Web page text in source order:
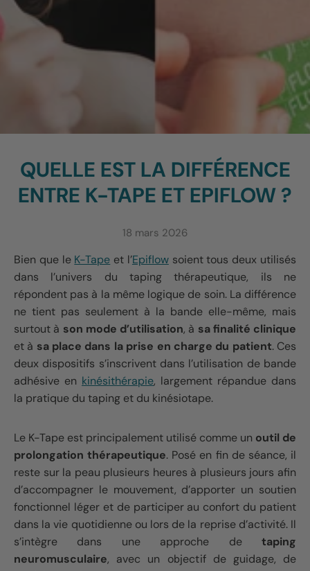
QUELLE EST LA DIFFÉRENCE
ENTRE K-TAPE ET EPIFLOW ?
18 mars 2026
Bien que le K-Tape et l’Epiflowsoient tous deux utilisés
dans l’univers du taping thérapeutique, ils ne
répondent pas à la même logique de soin. La différence
ne tient pas seulement à la bande elle-même, mais
surtout à son mode d’utilisation, à sa finalité clinique
et à sa place dans la prise en charge du patient. Ces
deux dispositifs s’inscrivent dans l’utilisation de bande
adhésive en kinésithérapie, largement répandue dans
la pratique du taping et du kinésiotape.
Le K-Tape est principalement utilisé comme un outil de
prolongation thérapeutique. Posé en fin de séance, il
reste sur la peau plusieurs heures à plusieurs jours afin
d’accompagner le mouvement, d’apporter un soutien
fonctionnel léger et de participer au confort du patient
dans la vie quotidienne ou lors de la reprise d’activité. Il
s’intègre dans une approche de taping
neuromusculaire, avec un objectif de guidage, de